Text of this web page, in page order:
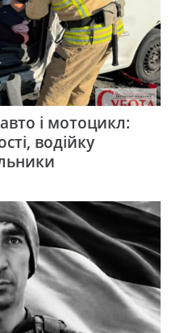
і мотоцикл:
водійку